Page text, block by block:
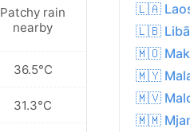
Patchy rain
nearby
36.5°C
31.3°C
🇱🇦
🇱🇧
🇲🇴
🇲🇾
🇲🇻
🇲🇲